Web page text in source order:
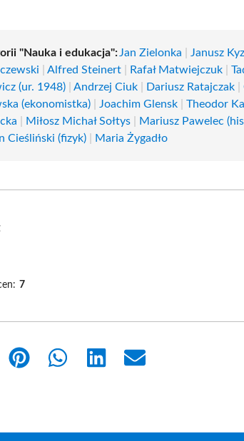
"Nauka i edukacja": Jan Zielonka Janusz
|Alfred Steinert Rafał Matwiejczuk |
(ur. 1948) |Andrzej Ciuk Dariusz Ratajczak |
(ekonomistka) Joachim Glensk |Theodor
Miłosz Michał Sołtys Mariusz Pawelec
Cieśliński (fizyk) Maria Żygadło
7
Share
Share
Share
Share